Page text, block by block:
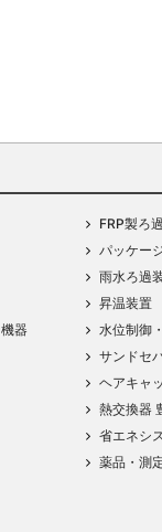
FRP製ろ
パッケー
雨水ろ過
昇温装置
器
水位制御
サンドセ
ヘアキャ
熱交換器
省エネシ
薬品・測